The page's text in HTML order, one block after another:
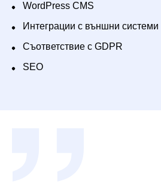
WordPress CMS
Интеграции с външни системи
Съответствие с GDPR
SEO